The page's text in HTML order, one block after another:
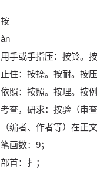
按
àn
用手或手指压：按铃。
止住：按捺。按耐。按压
依照：按照。按理。按
考查，研求：按验（审
（编者、作者等）在正
笔画数：9；
部首：扌；